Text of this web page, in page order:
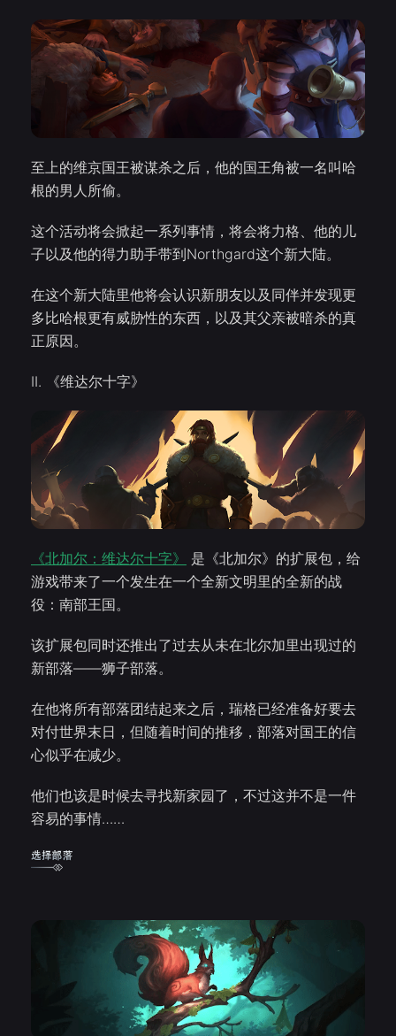
至上的维京国王被谋杀之后，他的国王角被一名叫哈
根的男人所偷。
这个活动将会掀起一系列事情，将会将力格、他的儿
子以及他的得力助手带到Northgard这个新大陆。
在这个新大陆里他将会认识新朋友以及同伴并发现更
多比哈根更有威胁性的东西，以及其父亲被暗杀的真
正原因。
II. 《维达尔十字》
《北加尔：维达尔十字》
是《北加尔》的扩展包，给
游戏带来了一个发生在一个全新文明里的全新的战
役：南部王国。
该扩展包同时还推出了过去从未在北尔加里出现过的
新部落——狮子部落。
在他将所有部落团结起来之后，瑞格已经准备好要去
对付世界末日，但随着时间的推移，部落对国王的信
心似乎在减少。
他们也该是时候去寻找新家园了，不过这并不是一件
容易的事情……